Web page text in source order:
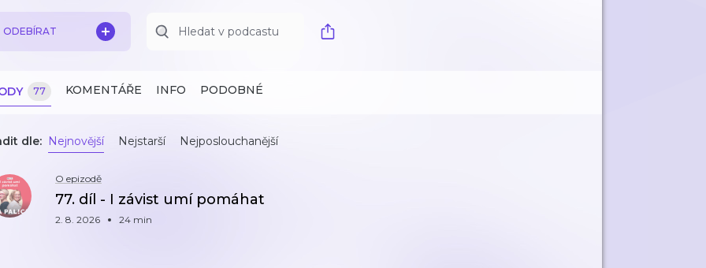
ODEBÍRAT
77 KOMENTÁŘE INFO PODOBNÉ
dle: Nejnovější Nejstarší Nejposlouchanější
O epizodě
77. díl - I závist umí pomáhat
2. 8. 2026 24 min